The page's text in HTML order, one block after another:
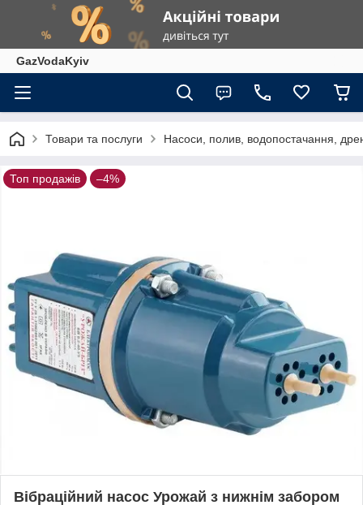
GazVodaKyiv
Товари та послуги Насоси, полив, водопостачання,
Топ продажів –4%
Вібраційний насос Урожай з нижнім забором